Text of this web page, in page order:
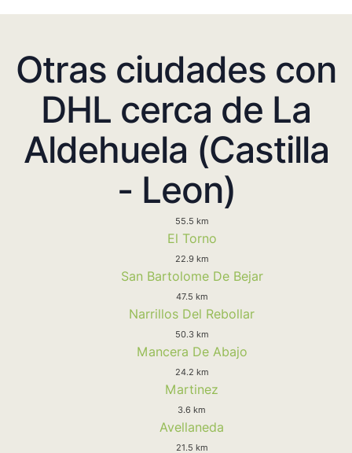
Otras ciudades con
DHL cerca de La
Aldehuela (Castilla
- Leon)
55.5 km
El Torno
22.9 km
San Bartolome De Bejar
47.5 km
Narrillos Del Rebollar
50.3 km
Mancera De Abajo
24.2 km
Martinez
3.6 km
Avellaneda
21.5 km